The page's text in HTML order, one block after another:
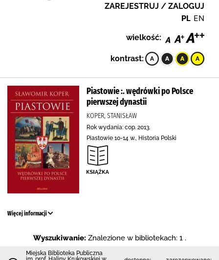
ZAREJESTRUJ / ZALOGUJ
PL EN
wielkość:
kontrast:
Piastowie :. wędrówki po Polsce
pierwszej dynastii
KOPER, STANISŁAW
Rok wydania: cop. 2013.
Piastowie 10-14 w., Historia Polski
Więcej informacji
Wyszukiwanie: Znalezione w bibliotekach: 1 .
Miejska Biblioteka Publiczna